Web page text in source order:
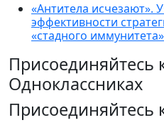
«Антитела исчезают».
эффективности
«стадного
Присоединяйтесь
Одноклассниках
Присоединяйтесь